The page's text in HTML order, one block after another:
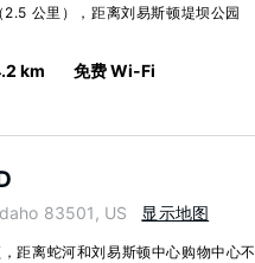
公里），距离刘易斯顿堤坝公园
km 免费 Wi-Fi
83501, US 显示地图
距离蛇河和刘易斯顿中心购物中心不